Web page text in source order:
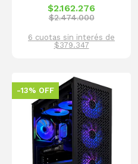
$2.162.276
$2.474.000
6 cuotas sin interés de
$379.347
-13% OFF